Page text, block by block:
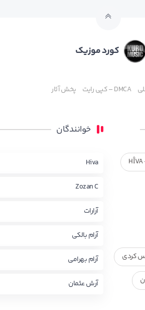
کورد موزیک
DMCA – کپی رایت پخش آثار
کردی
خوانندگان
Hiva
Zozan C
آرارات
آرام بالکی
آرام بهرامی
آرش عثمان